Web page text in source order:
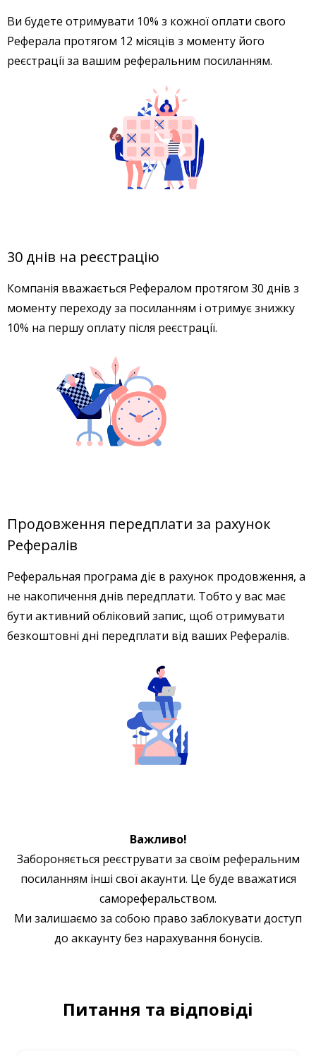
Ви будете отримувати 10% з кожної оплати свого
Реферала протягом 12 місяців з моменту його
реєстрації за вашим реферальним посиланням.
30 днів на реєстрацію
Компанія вважається Рефералом протягом 30 днів з
моменту переходу за посиланням і отримує знижку
10% на першу оплату після реєстрації.
Продовження передплати за рахунок
Рефералів
Реферальная програма діє в рахунок продовження, а
не накопичення днів передплати. Тобто у вас має
бути активний обліковий запис, щоб отримувати
безкоштовні дні передплати від ваших Рефералів.
Важливо!
Забороняється реєструвати за своїм реферальним
посиланням інші свої акаунти. Це буде вважатися
самореферальством.
Ми залишаємо за собою право заблокувати доступ
до аккаунту без нарахування бонусів.
Питання та відповіді